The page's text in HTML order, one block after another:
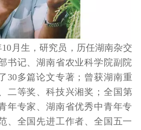
10月生，研究员，历任湖南杂交
书记、湖南省农业科学院副院
30多篇论文专著；曾获湖南重
二等奖、科技兴湘奖；全国第
年专家、湖南省优秀中青年专
、全国先进工作者、全国五一